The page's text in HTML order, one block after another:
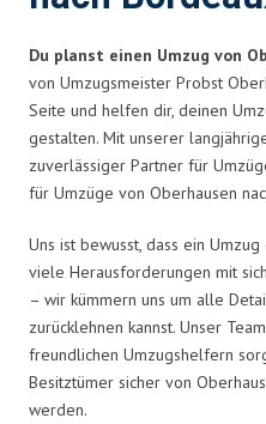
Du planst einen Umzug von
von Umzugsmeister Probst
Seite und helfen dir, deinen
gestalten. Mit unserer
zuverlässiger Partner für
für Umzüge von Oberhausen
Uns ist bewusst, dass ein
viele Herausforderungen mit
– wir kümmern uns um alle
zurücklehnen kannst. Unser
freundlichen Umzugshelfern
Besitztümer sicher von
werden.